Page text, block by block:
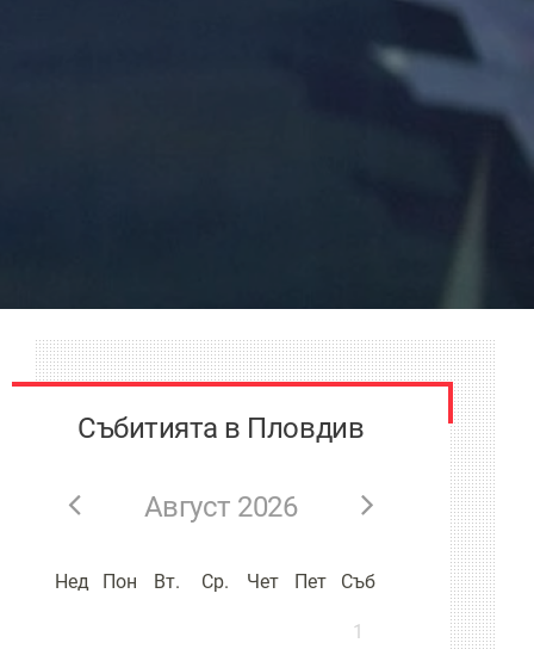
Събитията в Пловдив
Август 2026
Нед Пон Вт. Ср. Чет Пет Съб
1